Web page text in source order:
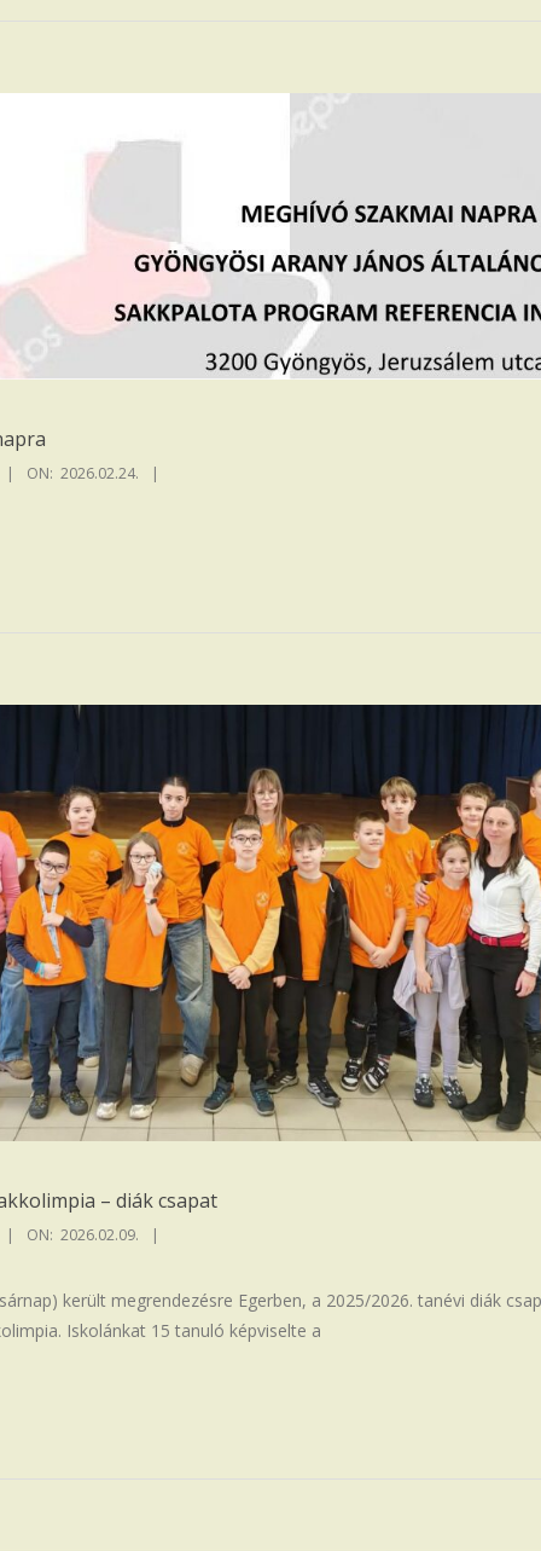
ON: 2026.02.24.
– diák csapat
ON: 2026.02.09.
került megrendezésre Egerben, a 2025/2026. tanévi diák
Iskolánkat 15 tanuló képviselte a